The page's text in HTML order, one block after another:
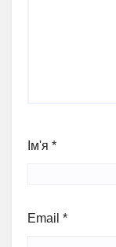
Ім'я *
Email *